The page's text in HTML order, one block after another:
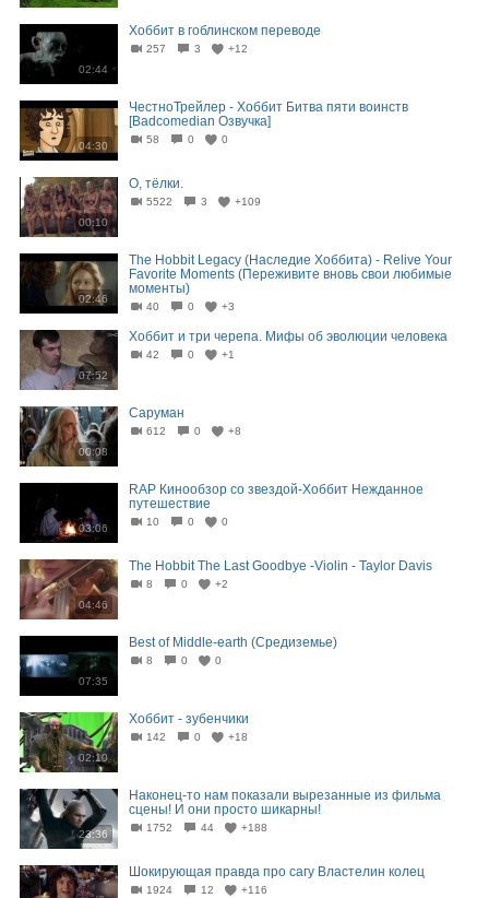
02:44
Хоббит в гоблинском переводе
257 3 +12
04:30
ЧестноТрейлер - Хоббит Битва пяти воинств
[Badcomedian Озвучка]
58 0 0
00:10
О, тёлки.
5522 3 +109
02:46
The Hobbit Legacy (Наследие Хоббита) - Relive Your
Favorite Moments (Переживите вновь свои любимые
моменты)
40 0 +3
07:52
Хоббит и три черепа. Мифы об эволюции человека
42 0 +1
00:08
Саруман
612 0 +8
03:06
RAP Кинообзор со звездой-Хоббит Нежданное
путешествие
10 0 0
04:46
The Hobbit The Last Goodbye -Violin - Taylor Davis
8 0 +2
07:35
Best of Middle-earth (Средиземье)
8 0 0
02:10
Хоббит - зубенчики
142 0 +18
23:36
Наконец-то нам показали вырезанные из фильма
сцены! И они просто шикарны!
1752 44 +188
Шокирующая правда про сагу Властелин колец
1924 12 +116